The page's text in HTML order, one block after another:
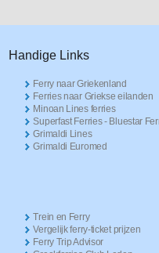
Handige Links
Ferry naar Griekenland
Ferries naar Griekse eilanden
Minoan Lines ferries
Superfast Ferries - Bluestar
Grimaldi Lines
Grimaldi Euromed
Trein en Ferry
Vergelijk ferry-ticket prijzen
Ferry Trip Advisor